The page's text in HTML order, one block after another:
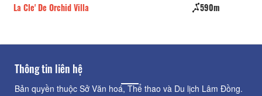
La Cle' De Orchid Villa 590m
Thông tin liên hệ
Bản quyền thuộc Sở Văn hoá, Thể thao và Du lịch Lâm Đồng.